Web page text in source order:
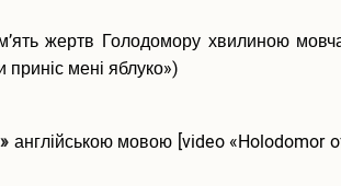
жертв Голодомору хвилиною
приніс мені яблуко»)
англійською мовою [video «Holodomor